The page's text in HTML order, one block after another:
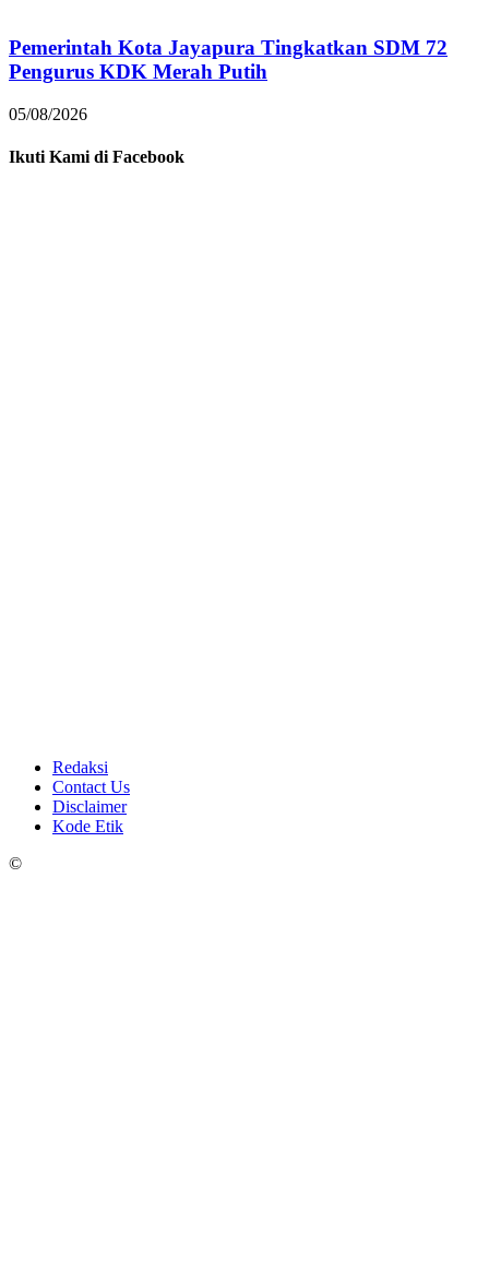
Pemerintah Kota Jayapura Tingkatkan SDM 72
Pengurus KDK Merah Putih
05/08/2026
Ikuti Kami di Facebook
Redaksi
Contact Us
Disclaimer
Kode Etik
©